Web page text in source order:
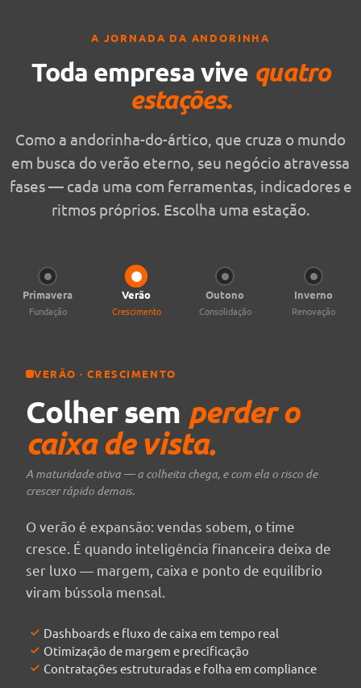
A JORNADA DA ANDORINHA
Toda empresa vive quatro
estações.
Como a andorinha-do-ártico, que cruza o mundo
em busca do verão eterno, seu negócio atravessa
fases — cada uma com ferramentas, indicadores e
ritmos próprios. Escolha uma estação.
Primavera
Fundação
Verão
Crescimento
Outono
Consolidação
Inverno
Renovação
VERÃO · CRESCIMENTO
Colher sem perder o
caixa de vista.
A maturidade ativa — a colheita chega, e com ela o risco de
crescer rápido demais.
O verão é expansão: vendas sobem, o time
cresce. É quando inteligência financeira deixa de
ser luxo — margem, caixa e ponto de equilíbrio
viram bússola mensal.
Dashboards e fluxo de caixa em tempo real
Otimização de margem e precificação
Contratações estruturadas e folha em compliance